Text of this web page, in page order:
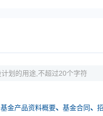
基金产品资料概要、 基金合同、